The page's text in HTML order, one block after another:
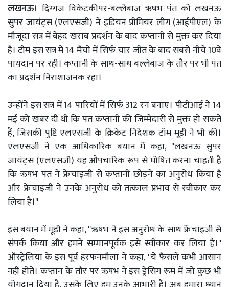
लखनऊ। दिग्गज विकेटकीपर-बल्लेबाज ऋषभ पंत को लखनऊ
सुपर जायंट्स (एलएसजी) ने इंडियन प्रीमियर लीग (आईपीएल) के
मौजूदा सत्र में बेहद खराब प्रदर्शन के बाद कप्तानी से मुक्त कर दिया
है। टीम इस सत्र में 14 मैचों में सिर्फ चार जीत के बाद सबसे नीचे 10वें
पायदान पर रही। कप्तानी के साथ-साथ बल्लेबाज के तौर पर भी पंत
का प्रदर्शन निराशाजनक रहा।
उन्होंने इस सत्र में 14 पारियों में सिर्फ 312 रन बनाए। पीटीआई ने 14
मई को खबर दी थी कि पंत कप्तानी की जिम्मेदारी से मुक्त हो सकते
हैं, जिसकी पुष्टि एलएसजी के क्रिकेट निदेशक टॉम मूडी ने भी की।
एलएसजी ने एक आधिकारिक बयान में कहा, ''लखनऊ सुपर
जायंट्स (एलएसजी) यह औपचारिक रूप से घोषित करना चाहती है
कि ऋषभ पंत ने फ्रेंचाइजी से कप्तानी छोड़ने का अनुरोध किया है
और फ्रेंचाइजी ने उनके अनुरोध को तत्काल प्रभाव से स्वीकार कर
लिया है।''
इस बयान में मूडी ने कहा, ''ऋषभ ने इस अनुरोध के साथ फ्रेंचाइजी से
संपर्क किया और हमने सम्मानपूर्वक इसे स्वीकार कर लिया है।''
ऑस्ट्रेलिया के इस पूर्व हरफनमौला ने कहा, ''ये फैसले कभी आसान
नहीं होते। कप्तान के तौर पर ऋषभ ने इस ड्रेसिंग रूम में जो कुछ भी